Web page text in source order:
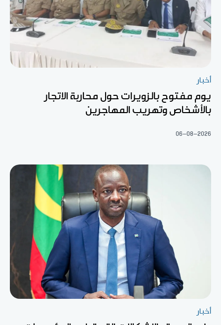
أخبار
يوم مفتوح بالزويرات حول محاربة الاتجار
بالأشخاص وتهريب المهاجرين
06-08-2026
أخبار